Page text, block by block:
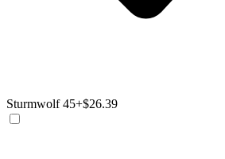
Sturmwolf 45+$26.39